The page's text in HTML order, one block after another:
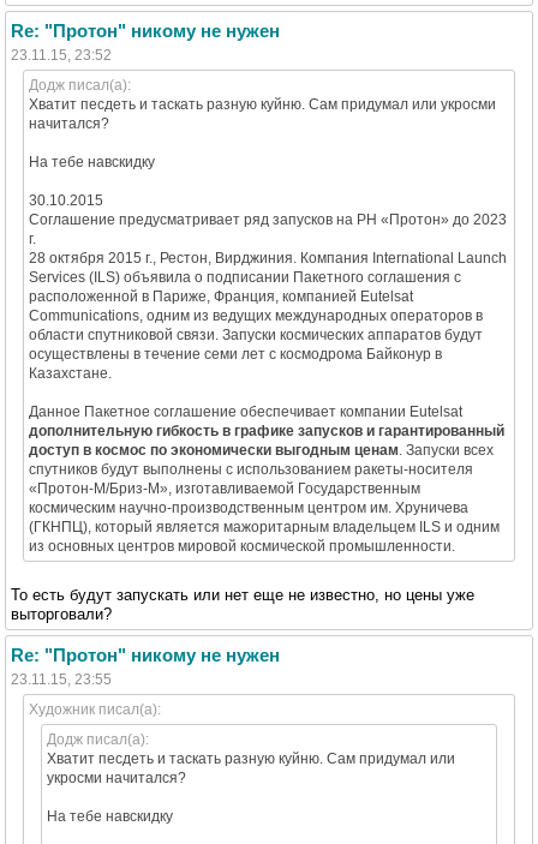
Re: "Протон" никому не нужен
23.11.15, 23:52
Додж писал(а):
Хватит песдеть и таскать разную куйню. Сам придумал или укросми
начитался?
На тебе навскидку
30.10.2015
Соглашение предусматривает ряд запусков на РН «Протон» до 2023
г.
28 октября 2015 г., Рестон, Вирджиния. Компания International Launch
Services (ILS) объявила о подписании Пакетного соглашения с
расположенной в Париже, Франция, компанией Eutelsat
Communications, одним из ведущих международных операторов в
области спутниковой связи. Запуски космических аппаратов будут
осуществлены в течение семи лет с космодрома Байконур в
Казахстане.
Данное Пакетное соглашение обеспечивает компании Eutelsat
дополнительную гибкость в графике запусков и гарантированный
доступ в космос по экономически выгодным ценам . Запуски всех
спутников будут выполнены с использованием ракеты-носителя
«Протон-М/Бриз-М», изготавливаемой Государственным
космическим научно-производственным центром им. Хруничева
(ГКНПЦ), который является мажоритарным владельцем ILS и одним
из основных центров мировой космической промышленности.
То есть будут запускать или нет еще не известно, но цены уже
выторговали?
Re: "Протон" никому не нужен
23.11.15, 23:55
Художник писал(а):
Додж писал(а):
Хватит песдеть и таскать разную куйню. Сам придумал или
укросми начитался?
На тебе навскидку